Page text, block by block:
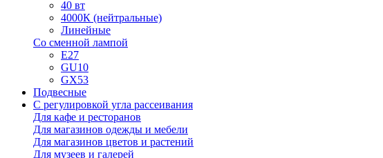
40 вт
4000К (нейтральные)
Линейные
Со сменной лампой
E27
GU10
GX53
Подвесные
С регулировкой угла рассеивания
Для кафе и ресторанов
Для магазинов одежды и мебели
Для магазинов цветов и растений
Для музеев и галерей